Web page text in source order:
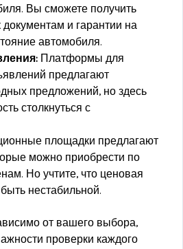
Вы сможете получить
и гарантии на
автомобиля.
Платформы для
предлагают
предложений, но здесь
столкнуться с
площадки предлагают
можно приобрести по
Но учтите, что ценовая
нестабильной.
от вашего выбора,
проверки каждого